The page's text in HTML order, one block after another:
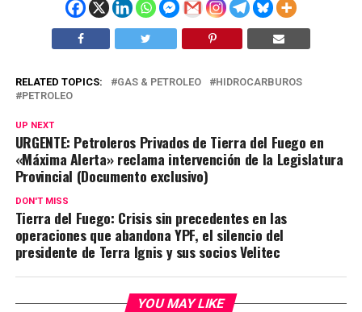
RELATED TOPICS: GAS & PETROLEO
HIDROCARBUROS
PETROLEO
UP NEXT
URGENTE: Petroleros Privados de Tierra del Fuego en
«Máxima Alerta» reclama intervención de la Legislatura
Provincial (Documento exclusivo)
DON'T MISS
Tierra del Fuego: Crisis sin precedentes en las
operaciones que abandona YPF, el silencio del
presidente de Terra Ignis y sus socios Velitec
YOU MAY LIKE